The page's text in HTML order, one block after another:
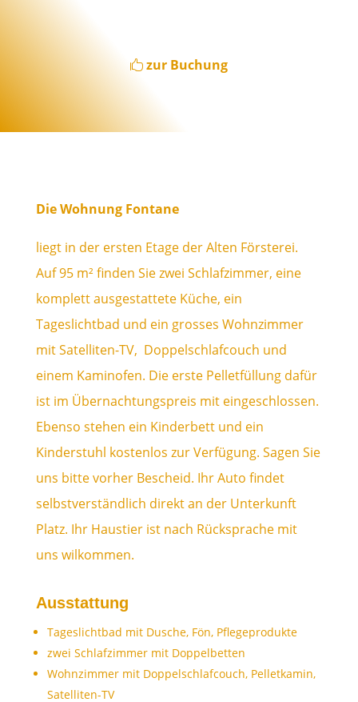
zur Buchung
Die Wohnung Fontane
liegt in der ersten Etage der Alten Försterei.
Auf 95 m² finden Sie zwei Schlafzimmer, eine
komplett ausgestattete Küche, ein
Tageslichtbad und ein grosses Wohnzimmer
mit Satelliten-TV, Doppelschlafcouch und
einem Kaminofen. Die erste Pelletfüllung dafür
ist im Übernachtungspreis mit eingeschlossen.
Ebenso stehen ein Kinderbett und ein
Kinderstuhl kostenlos zur Verfügung. Sagen Sie
uns bitte vorher Bescheid. Ihr Auto findet
selbstverständlich direkt an der Unterkunft
Platz. Ihr Haustier ist nach Rücksprache mit
uns wilkommen.
Ausstattung
Tageslichtbad mit Dusche, Fön, Pflegeprodukte
zwei Schlafzimmer mit Doppelbetten
Wohnzimmer mit Doppelschlafcouch, Pelletkamin,
Satelliten-TV